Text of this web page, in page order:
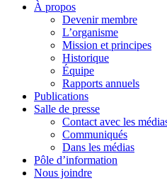
À propos
Devenir membre
L’organisme
Mission et principes
Historique
Équipe
Rapports annuels
Publications
Salle de presse
Contact avec les
Communiqués
Dans les médias
Pôle d’information
Nous joindre